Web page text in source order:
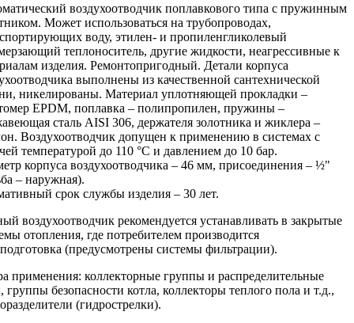
воздухоотводчик поплавкового типа с пружинным
Может использоваться на трубопроводах,
воду, этилен- и пропиленгликолевый
теплоноситель, другие жидкости, неагрессивные к
изделия. Ремонтопригодный. Детали корпуса
выполнены из качественной сантехнической
никелированы. Материал уплотняющей прокладки –
EPDM, поплавка – полипропилен, пружины –
сталь AISI 306, держателя золотника и жиклера –
Воздухоотводчик допущен к применению в системах с
температурой до 110 °С и давлением до 10 бар.
корпуса воздухоотводчика – 46 мм, присоединения – ½"
– наружная).
срок службы изделия – 30 лет.
воздухоотводчик рекомендуется устанавливать в закрытые
отопления, где потребителем производится
(предусмотрены системы фильтрации).
применения: коллекторные группы и распределительные
группы безопасности котла, коллекторы теплого пола и т.д.,
(гидрострелки).